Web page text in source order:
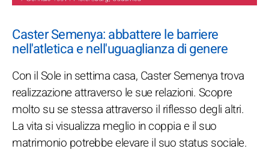
Caster Semenya: abbattere le barriere
nell'atletica e nell'uguaglianza di genere
Con il Sole in settima casa, Caster Semenya trova
realizzazione attraverso le sue relazioni. Scopre
molto su se stessa attraverso il riflesso degli altri.
La vita si visualizza meglio in coppia e il suo
matrimonio potrebbe elevare il suo status sociale.